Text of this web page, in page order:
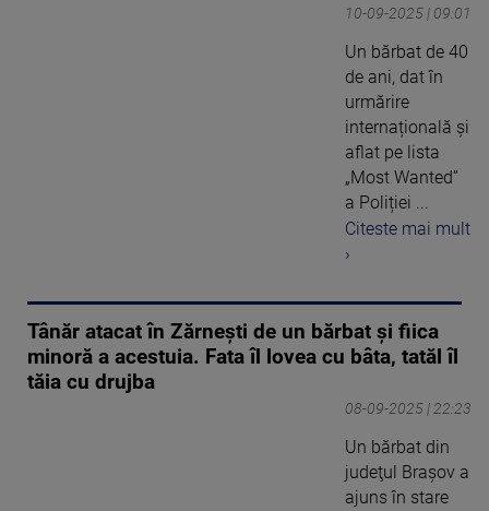
10-09-2025 | 09:01
Un bărbat de 40
de ani, dat în
urmărire
internațională și
aflat pe lista
„Most Wanted”
a Poliției ...
Citeste mai mult
›
Tânăr atacat în Zărnești de un bărbat și fiica
minoră a acestuia. Fata îl lovea cu bâta, tatăl îl
tăia cu drujba
08-09-2025 | 22:23
Un bărbat din
judeţul Braşov a
ajuns în stare